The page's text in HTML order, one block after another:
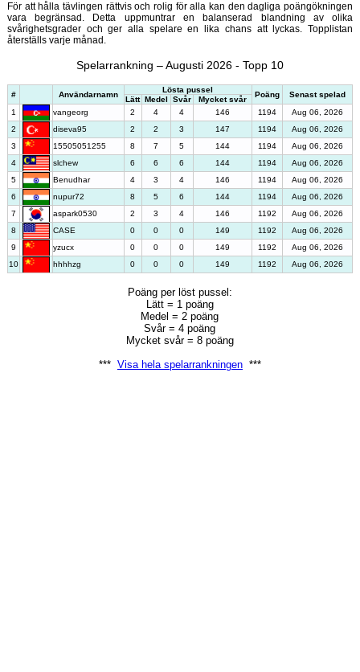
För att hålla tävlingen rättvis och rolig för alla kan den dagliga poängökningen
vara begränsad. Detta uppmuntrar en balanserad blandning av olika
svårighetsgrader och ger alla spelare en lika chans att lyckas. Topplistan
återställs varje månad.
Spelarrankning – Augusti 2026 - Topp 10
# Användarnamn
Lösta pussel
Poäng Senast spelad
Lätt Medel Svår
Mycket svår
1
vangeorg 2 4 4 146 1194
Aug 06, 2026
2
diseva95 2 2 3 147 1194
Aug 06, 2026
3
15505051255 8 7 5 144 1194
Aug 06, 2026
4
slchew 6 6 6 144 1194
Aug 06, 2026
5
Benudhar 4 3 4 146 1194
Aug 06, 2026
6
nupur72 8 5 6 144 1194
Aug 06, 2026
7
aspark0530 2 3 4 146 1192
Aug 06, 2026
8
CASE 0 0 0 149 1192
Aug 06, 2026
9
yzucx 0 0 0 149 1192
Aug 06, 2026
10
hhhhzg 0 0 0 149 1192 Aug 06, 2026
Poäng per löst pussel:
Lätt = 1 poäng
Medel = 2 poäng
Svår = 4 poäng
Mycket svår = 8 poäng
*** Visa hela spelarrankningen***